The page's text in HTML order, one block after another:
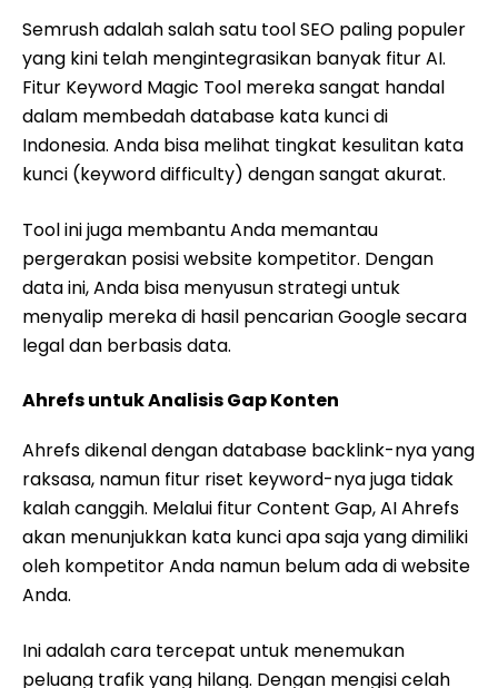
Semrush adalah salah satu tool SEO paling populer
yang kini telah mengintegrasikan banyak fitur AI.
Fitur Keyword Magic Tool mereka sangat handal
dalam membedah database kata kunci di
Indonesia. Anda bisa melihat tingkat kesulitan kata
kunci (keyword difficulty) dengan sangat akurat.
Tool ini juga membantu Anda memantau
pergerakan posisi website kompetitor. Dengan
data ini, Anda bisa menyusun strategi untuk
menyalip mereka di hasil pencarian Google secara
legal dan berbasis data.
Ahrefs untuk Analisis Gap Konten
Ahrefs dikenal dengan database backlink-nya yang
raksasa, namun fitur riset keyword-nya juga tidak
kalah canggih. Melalui fitur Content Gap, AI Ahrefs
akan menunjukkan kata kunci apa saja yang dimiliki
oleh kompetitor Anda namun belum ada di website
Anda.
Ini adalah cara tercepat untuk menemukan
peluang trafik yang hilang. Dengan mengisi celah